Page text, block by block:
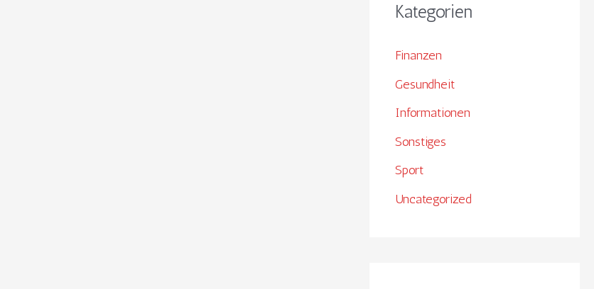
Kategorien
Finanzen
Gesundheit
Informationen
Sonstiges
Sport
Uncategorized